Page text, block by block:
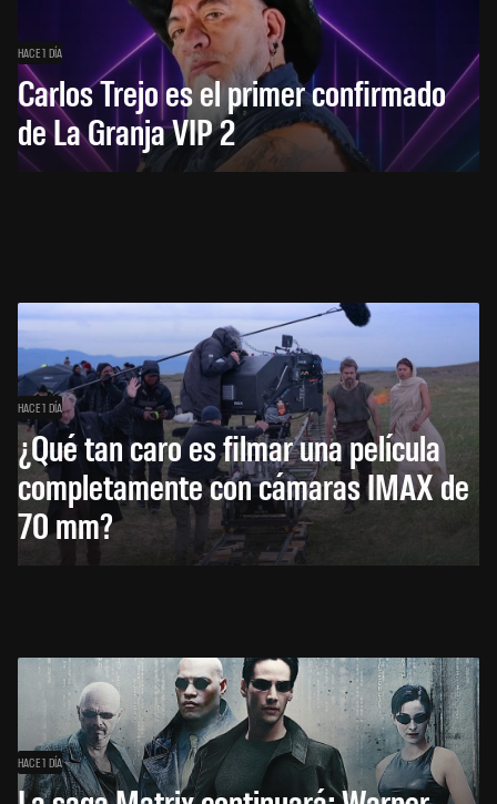
HACE 1 DÍA
Carlos Trejo es el primer confirmado
de La Granja VIP 2
HACE 1 DÍA
¿Qué tan caro es filmar una película
completamente con cámaras IMAX de
70 mm?
HACE 1 DÍA